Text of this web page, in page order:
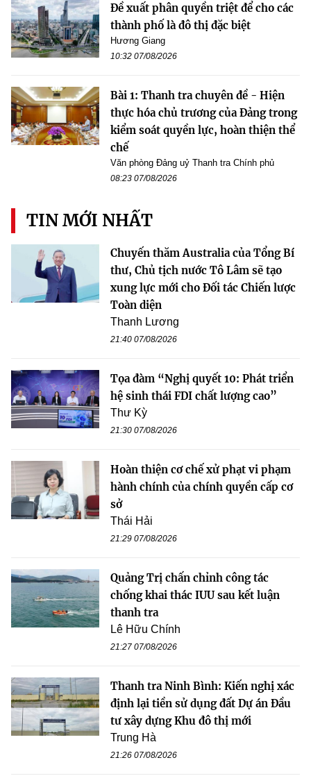
Đề xuất phân quyền triệt để cho các
thành phố là đô thị đặc biệt
Hương Giang
10:32 07/08/2026
Bài 1: Thanh tra chuyên đề - Hiện
thực hóa chủ trương của Đảng trong
kiểm soát quyền lực, hoàn thiện thể
chế
Văn phòng Đảng uỷ Thanh tra Chính phủ
08:23 07/08/2026
TIN MỚI NHẤT
Chuyến thăm Australia của Tổng Bí
thư, Chủ tịch nước Tô Lâm sẽ tạo
xung lực mới cho Đối tác Chiến lược
Toàn diện
Thanh Lương
21:40 07/08/2026
Tọa đàm “Nghị quyết 10: Phát triển
hệ sinh thái FDI chất lượng cao”
Thư Kỳ
21:30 07/08/2026
Hoàn thiện cơ chế xử phạt vi phạm
hành chính của chính quyền cấp cơ
sở
Thái Hải
21:29 07/08/2026
Quảng Trị chấn chỉnh công tác
chống khai thác IUU sau kết luận
thanh tra
Lê Hữu Chính
21:27 07/08/2026
Thanh tra Ninh Bình: Kiến nghị xác
định lại tiền sử dụng đất Dự án Đầu
tư xây dựng Khu đô thị mới
Trung Hà
21:26 07/08/2026